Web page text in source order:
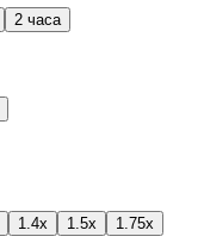
2 часа
1.4x 1.5x
1.75x